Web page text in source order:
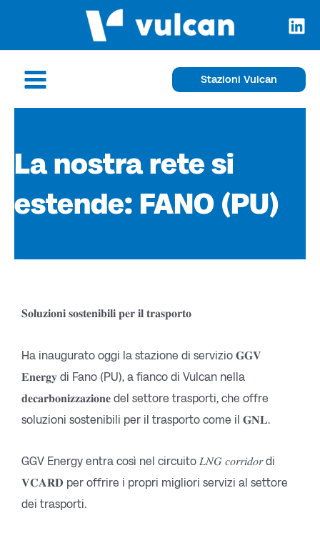
contenuto
Main
Stazioni Vulcan
La nostra rete si
estende: FANO (PU)
𝐒𝐨𝐥𝐮𝐳𝐢𝐨𝐧𝐢 𝐬𝐨𝐬𝐭𝐞𝐧𝐢𝐛𝐢𝐥𝐢 𝐩𝐞𝐫 𝐢𝐥 𝐭𝐫𝐚𝐬𝐩𝐨𝐫𝐭𝐨
Ha inaugurato oggi la stazione di servizio 𝐆𝐆𝐕
𝐄𝐧𝐞𝐫𝐠𝐲 di Fano (PU), a fianco di Vulcan nella
𝐝𝐞𝐜𝐚𝐫𝐛𝐨𝐧𝐢𝐳𝐳𝐚𝐳𝐢𝐨𝐧𝐞 del settore trasporti, che offre
soluzioni sostenibili per il trasporto come il 𝐆𝐍𝐋.
GGV Energy entra così nel circuito 𝐿𝑁𝐺 𝑐𝑜𝑟𝑟𝑖𝑑𝑜𝑟 di
𝐕𝐂𝐀𝐑𝐃 per offrire i propri migliori servizi al settore
dei trasporti.